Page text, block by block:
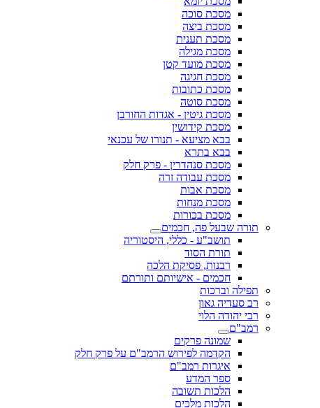
מסכת סוכה
מסכת ביצה
מסכת תענית
מסכת מגילה
מסכת מועד קטן
מסכת חגיגה
מסכת כתובות
מסכת סוטה
מסכת גיטין - אגדות החורבן
מסכת קידושין
בבא מציעא - תנורו של עכנאי
בבא בתרא
מסכת סנהדרין - פרק חלק
מסכת עבודה זרה
מסכת אבות
מסכת מנחות
מסכת בכורות
תורה שבעל פה, חכמים
תושב"ע - כללי, היסטוריה
תורת הסוד
רבנות, פסיקת הלכה
חכמים - אישיותם ותורתם
תפילה וברכות
רב סעדיה גאון
רבי יהודה הלוי
רמב"ם
שמונה פרקים
הקדמה לפירוש הרמב"ם על פרק חלק
איגרות רמב"ם
ספר המדע
הלכות תשובה
הלכות מלכים